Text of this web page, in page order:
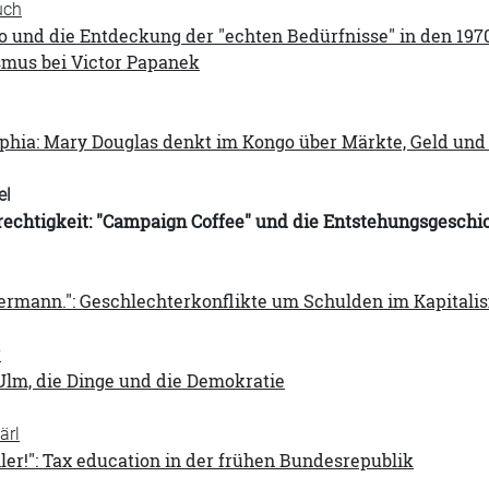
und die Entdeckung der "echten Bedürfnisse" in den
bei Victor Papanek
Mary Douglas denkt im Kongo über Märkte, Geld
"Campaign Coffee" und die
Geschlechterkonflikte um Schulden im
die Dinge und die Demokratie
Tax education in der frühen Bundesrepublik